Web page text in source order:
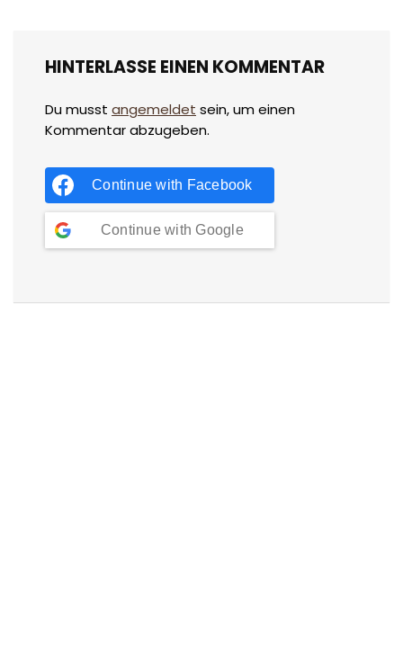
HINTERLASSE EINEN KOMMENTAR
Du musst angemeldet sein, um einen
Kommentar abzugeben.
Continue with Facebook
Continue with Google